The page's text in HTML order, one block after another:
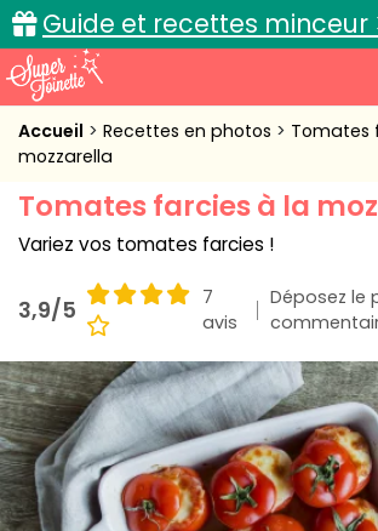
Guide et recettes minceur
Accueil
Cuisine pratique
L'actu cuisine
Connexion
Accueil Recettes en photos
Tomates
mozzarella
Tomates farcies à la
Variez vos tomates farcies !
3,9/5
7
avis
Déposez le